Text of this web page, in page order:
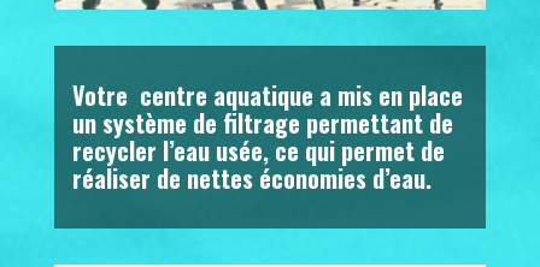
Votre centre aquatique a mis en place
un système de filtrage permettant de
recycler l’eau usée, ce qui permet de
réaliser de nettes économies d’eau.